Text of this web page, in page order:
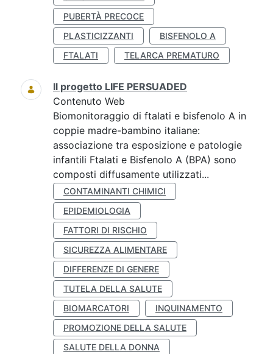
PUBERTÀ PRECOCE
PLASTICIZZANTI
BISFENOLO A
FTALATI
TELARCA PREMATURO
Il progetto LIFE PERSUADED
Contenuto Web
Biomonitoraggio di ftalati e bisfenolo A in
coppie madre-bambino italiane:
associazione tra esposizione e patologie
infantili Ftalati e Bisfenolo A (BPA) sono
composti diffusamente utilizzati...
CONTAMINANTI CHIMICI
EPIDEMIOLOGIA
FATTORI DI RISCHIO
SICUREZZA ALIMENTARE
DIFFERENZE DI GENERE
TUTELA DELLA SALUTE
BIOMARCATORI
INQUINAMENTO
PROMOZIONE DELLA SALUTE
SALUTE DELLA DONNA